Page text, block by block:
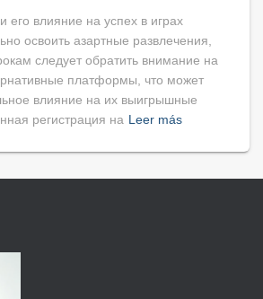
его влияние на успех в играх
освоить азартные развлечения,
следует обратить внимание на
платформы, что может
влияние на их выигрышные
регистрация на Leer más